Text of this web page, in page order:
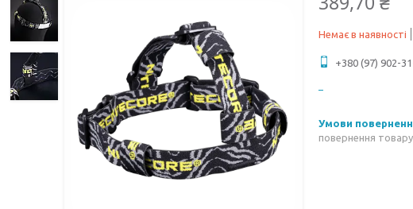
Немає в наявності
+380 (97) 902-
повернення